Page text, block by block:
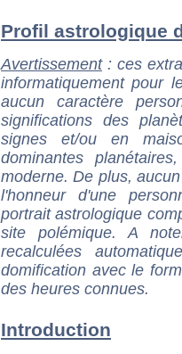
Profil astrologique
Avertissement: ces
informatiquement pour
aucun caractère
significations des
signes et/ou en
dominantes
moderne. De plus,
l'honneur d'une
portrait astrologique
site polémique. A
recalculées
domification avec le
des heures connues.
Introduction